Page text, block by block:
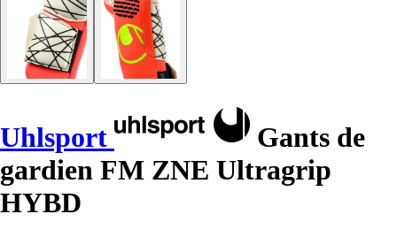
Uhlsport
Gants de
gardien FM ZNE Ultragrip
HYBD